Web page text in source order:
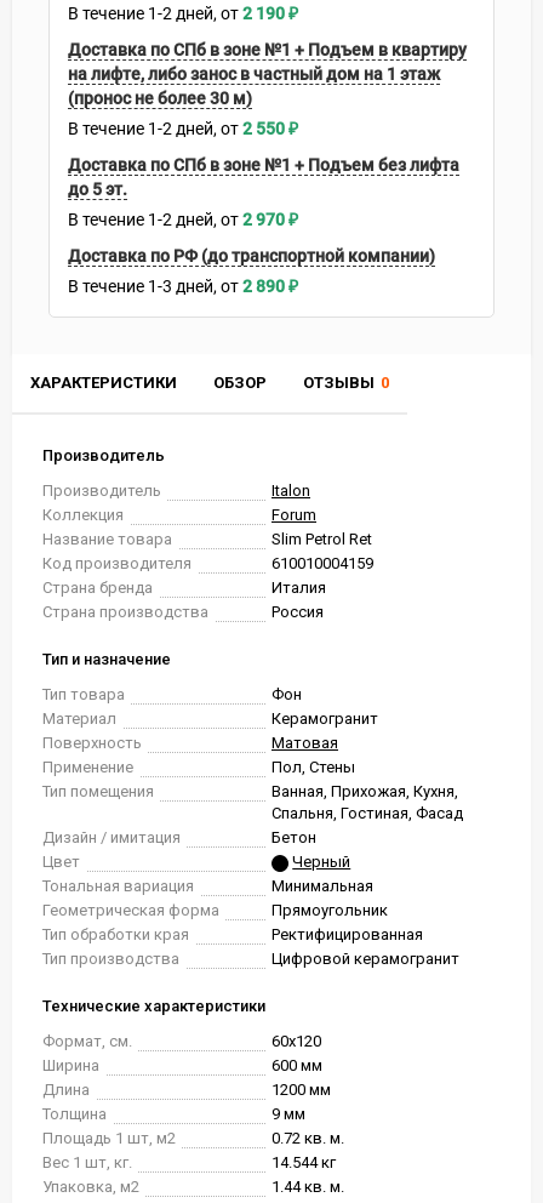
ХАРАКТЕРИСТИКИ ОБЗОР ОТЗЫВЫ 0
Производитель
Производитель
Italon
Коллекция
Forum
Название товара
Slim Petrol Ret
Код производителя
610010004159
Страна бренда
Италия
Страна производства
Россия
Тип и назначение
Тип товара
Фон
Материал
Керамогранит
Поверхность
Матовая
Применение
Пол, Стены
Тип помещения
Ванная, Прихожая, Кухня,
Спальня, Гостиная, Фасад
Дизайн / имитация
Бетон
Цвет
Черный
Тональная вариация
Минимальная
Геометрическая форма
Прямоугольник
Тип обработки края
Ректифицированная
Тип производства
Цифровой керамогранит
Технические характеристики
Формат, см.
60x120
Ширина
600 мм
Длина
1200 мм
Толщина
9 мм
Площадь 1 шт, м2
0.72 кв. м.
Вес 1 шт, кг.
14.544 кг
Упаковка, м2
1.44 кв. м.
В течение 1-2 дней 2 190₽
Доставка по СПб в зоне №1 + Подъем в квартиру
на лифте, либо занос в частный дом на 1 этаж
(пронос не более 30 м)
В течение 1-2 дней 2 550₽
Доставка по СПб в зоне №1 + Подъем без лифта
до 5 эт.
В течение 1-2 дней 2 970₽
Доставка по РФ (до транспортной компании)
В течение 1-3 дней 2 890₽